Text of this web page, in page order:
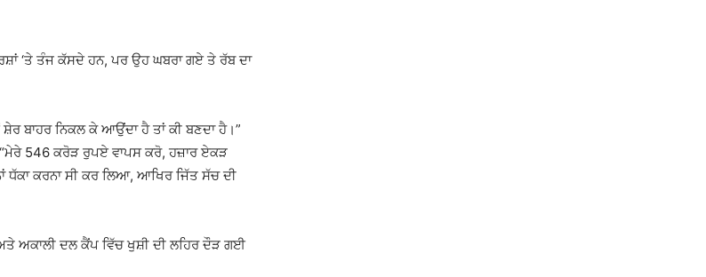
‘ਤੇ ਤੰਜ ਕੱਸਦੇ ਹਨ, ਪਰ ਉਹ ਘਬਰਾ ਗਏ ਤੇ ਰੱਬ ਦਾ
ਬਾਹਰ ਨਿਕਲ ਕੇ ਆਉਂਦਾ ਹੈ ਤਾਂ ਕੀ ਬਣਦਾ ਹੈ।”
546 ਕਰੋੜ ਰੁਪਏ ਵਾਪਸ ਕਰੋ, ਹਜ਼ਾਰ ਏਕੜ
ਧੱਕਾ ਕਰਨਾ ਸੀ ਕਰ ਲਿਆ, ਆਖਿਰ ਜਿੱਤ ਸੱਚ ਦੀ
ਅਕਾਲੀ ਦਲ ਕੈਂਪ ਵਿੱਚ ਖੁਸ਼ੀ ਦੀ ਲਹਿਰ ਦੌੜ ਗਈ